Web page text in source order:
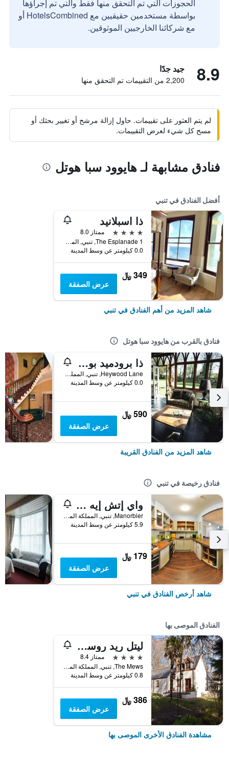
الحجوزات التي تم التحقق منها فقط والتي تم إجراؤها
بواسطة مستخدمين حقيقيين مع HotelsCombined أو
مع شركائنا الخارجيين الموثوقين.
8.9 جيد جدًا
2,200 من التقييمات تم التحقق منها
لم يتم العثور على تقييمات. حاول إزالة مرشح أو تغيير بحثك أو
مسح كل شيء لعرض التقييمات.
فنادق مشابهة لـ هايوود سبا هوتل
أفضل الفنادق في تنبي
ذا اسبلانيد
4 نجوم
ممتاز 8.0
1 The Esplanade, تنبي, المملكة المتحدة
0.0 كيلومتر عن وسط المدينة
349 ﷼
عرض الصفقة
شاهد المزيد من أهم الفنادق في تنبي
فنادق بالقرب من هايوود سبا هوتل
ذا برودميد بوتيك بي آن بي
Heywood Lane, تنبي, المملكة المتحدة
0.0 كيلومتر عن وسط المدينة
590 ﷼
عرض الصفقة
شاهد المزيد من الفنادق القريبة
فنادق رخيصة في تنبي
واي إتش إيه مانوربير - هوستل
Manorbier, تنبي, المملكة المتحدة
5.9 كيلومتر عن وسط المدينة
179 ﷼
عرض الصفقة
شاهد أرخص الفنادق في تنبي
الفنادق الموصى بها
ليتل ريد روستر ريست أند سبا
4 نجوم
ممتاز 8.4
The Mews, تنبي, المملكة المتحدة
0.8 كيلومتر عن وسط المدينة
386 ﷼
عرض الصفقة
مشاهدة الفنادق الأخرى الموصى بها